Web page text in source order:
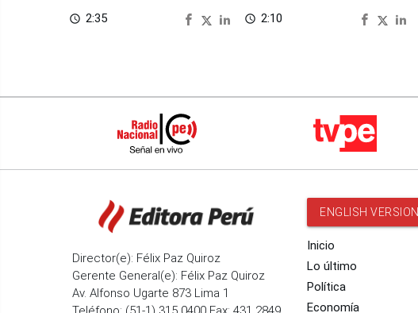
access_time 2:35 access_time 2:10
Director(e): Félix Paz Quiroz
Gerente General(e): Félix Paz Quiroz
Av. Alfonso Ugarte 873 Lima 1
ENGLISH VERSION
Inicio
Lo último
Política
Economía